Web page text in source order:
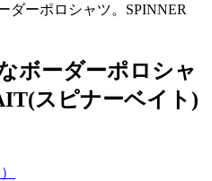
ダーポロシャツ。SPINNER
ボーダーポロシャ
スピナーベイト)